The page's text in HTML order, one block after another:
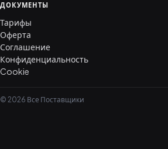
ДОКУМЕНТЫ
Тарифы
Оферта
Соглашение
Конфиденциальность
Cookie
© 2026 Все Поставщики